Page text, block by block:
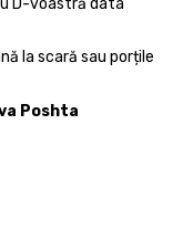
D-voastră data
la scară sau porțile
Poshta